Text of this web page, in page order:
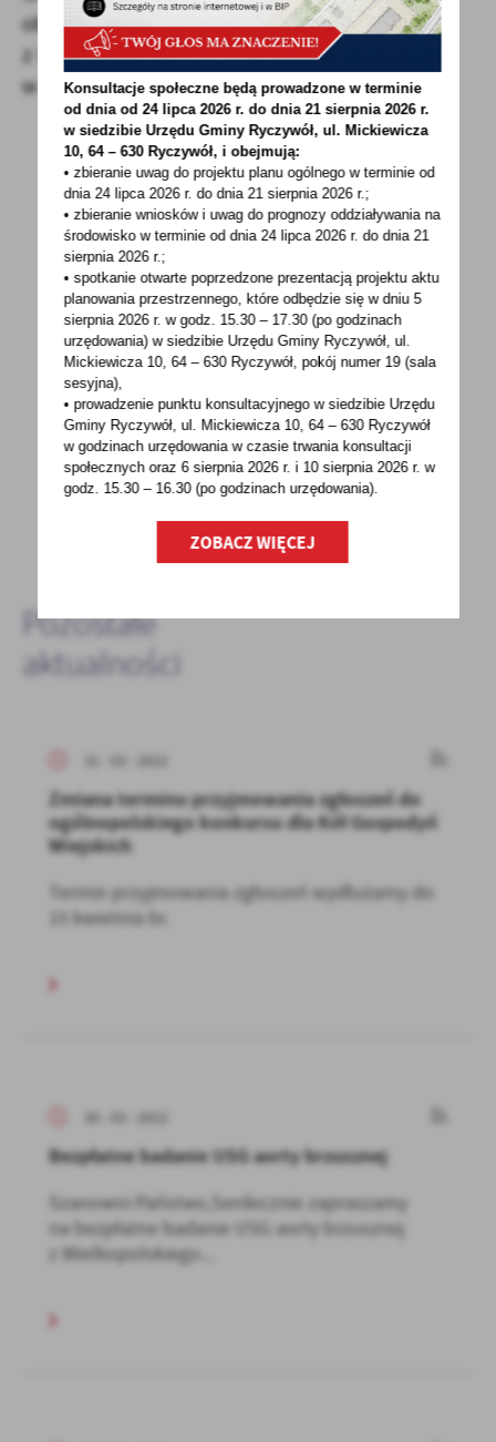
obywatelom Ukrainy, którzy przybyli legalnie
z Ukrainy do Polski po 23 lutego 2022 r.
w związku z działaniami wojennymi.
POWRÓT UDOSTĘPNIJ
POPRZEDNI NASTĘPNY
Spodobała Ci się informacja? Zostaw nam swoją opinię
- to dla Ciebie staramy się być najlepsi, a Twoje zdanie
bardzo nam w tym pomoże!
DODAJ KOMENTARZ
Pozostałe
aktualności
Zmiana terminu przyjmowania zgłoszeń do
ogólnopolskiego konkursu dla Kół Gospodyń
Wiejskich
Termin przyjmowania zgłoszeń wydłużamy do
15 kwietnia br.
30 - 03 - 2022
Bezpłatne badanie USG aorty brzusznej
Szanowni Państwo,Serdecznie zapraszamy
na bezpłatne badanie USG aorty brzusznej
z Wielkopolskiego...
Konsultacje społeczne będą prowadzone w terminie
od dnia od 24 lipca 2026 r. do dnia 21 sierpnia 2026 r.
w siedzibie Urzędu Gminy Ryczywół, ul. Mickiewicza
10, 64 – 630 Ryczywół, i obejmują:
• zbieranie uwag do projektu planu ogólnego w terminie od
dnia 24 lipca 2026 r. do dnia 21 sierpnia 2026 r.;
• zbieranie wniosków i uwag do prognozy oddziaływania na
środowisko w terminie od dnia 24 lipca 2026 r. do dnia 21
sierpnia 2026 r.;
• spotkanie otwarte poprzedzone prezentacją projektu aktu
planowania przestrzennego, które odbędzie się w dniu 5
sierpnia 2026 r.w godz. 15.30 – 17.30 (po godzinach
urzędowania) w siedzibie Urzędu Gminy Ryczywół, ul.
Mickiewicza 10, 64 – 630 Ryczywół, pokójnumer 19 (sala
sesyjna),
• prowadzenie punktu konsultacyjnego w siedzibie Urzędu
Gminy Ryczywół, ul. Mickiewicza 10, 64 – 630 Ryczywół
w godzinachurzędowania w czasie trwania konsultacji
społecznych oraz 6 sierpnia 2026 r. i 10 sierpnia 2026 r. w
godz. 15.30 – 16.30 (po godzinachurzędowania).
ZOBACZ WIĘCEJ